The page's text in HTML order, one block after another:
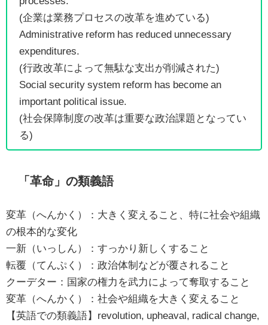
(企業は業務プロセスの改革を進めている)
Administrative reform has reduced unnecessary
expenditures.
(行政改革によって無駄な支出が削減された)
Social security system reform has become an
important political issue.
(社会保障制度の改革は重要な政治課題となってい
る)
「革命」の類義語
変革（へんかく）：大きく変えること、特に社会や組織
の根本的な変化
一新（いっしん）：すっかり新しくすること
転覆（てんぷく）：政治体制などが覆されること
クーデター：国家の権力を武力によって奪取すること
変革（へんかく）：社会や組織を大きく変えること
【英語での類義語】revolution, upheaval, radical change,